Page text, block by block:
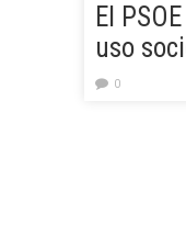
El
uso
0